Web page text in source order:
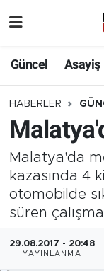
Güncel Asayiş
HABERLER
Malatya'da
kazasında 4
otomobilde
süren
29.08.2017 - 20:48
YAYINLANMA
Eğitim
Türkiye
Sağlık
Ekonomi